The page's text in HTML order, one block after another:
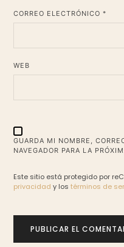
CORREO ELECTRÓNICO *
WEB
GUARDA MI NOMBRE,
NAVEGADOR PARA LA
Este sitio está protegido por
privacidad y lostérminos de